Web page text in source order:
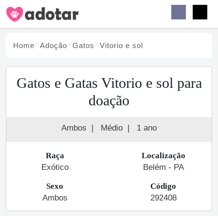
Home Adoção Gatos Vitorio e sol
Gatos e Gatas Vitorio e sol para
doação
Ambos | Médio | 1 ano
Raça
Exótico
Localização
Belém - PA
Sexo
Ambos
Código
292408